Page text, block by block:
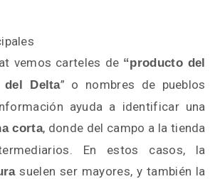
vemos carteles de “producto del
del Delta” o nombres de pueblos
ayuda a identificar una
corta, donde del campo a la tienda
En estos casos, la
suelen ser mayores, y también la